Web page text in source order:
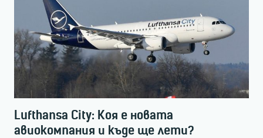
Lufthansa City: Коя е новата
авиокомпания и къде ще лети?